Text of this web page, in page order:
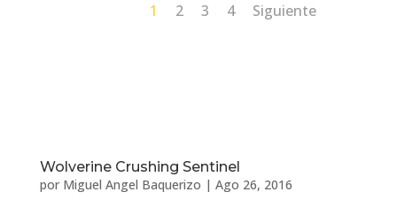
1 2 3 4 Siguiente
Wolverine Crushing Sentinel
por Miguel Angel Baquerizo | Ago 26, 2016